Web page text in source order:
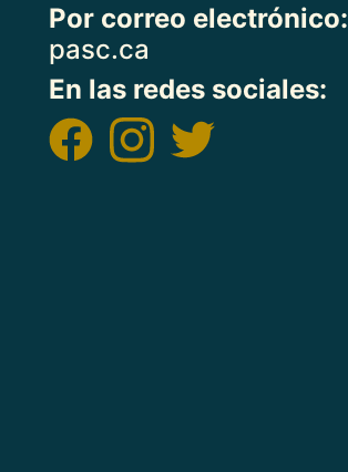
Por correo electrónico:
pasc.ca
En las redes sociales: